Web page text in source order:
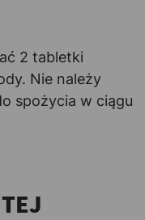
2 tabletki
Nie należy
spożycia w ciągu